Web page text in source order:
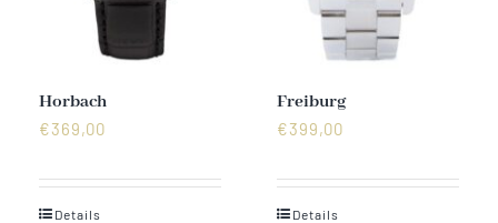
Horbach
€369,00
Details
Freiburg
€399,00
Details